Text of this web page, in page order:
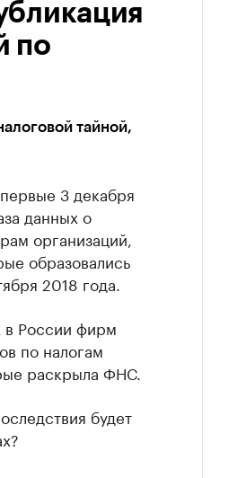
по
тайной,
3 декабря
данных о
организаций,
образовались
2018 года.
в России фирм
по налогам
раскрыла ФНС.
будет